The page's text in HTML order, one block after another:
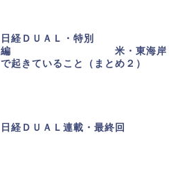
日経ＤＵＡＬ・特別
編 米・東海岸
で起きていること（まとめ２）
日経ＤＵＡＬ連載・最終回